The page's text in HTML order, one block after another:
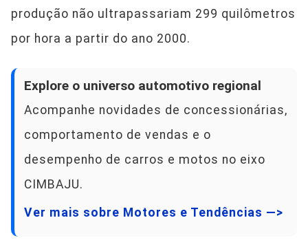
produção não ultrapassariam 299 quilômetros
por hora a partir do ano 2000.
Explore o universo automotivo regional
Acompanhe novidades de concessionárias,
comportamento de vendas e o
desempenho de carros e motos no eixo
CIMBAJU.
Ver mais sobre Motores e Tendências —>